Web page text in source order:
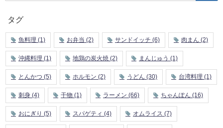
タグ
魚料理 (1) お弁当 (2) サンドイッチ (6) 肉まん (2)
沖縄料理 (1) 地鶏の炭火焼 (2) まんじゅう (1)
とんかつ (5) ホルモン (2) うどん (30) 台湾料理 (1)
刺身 (4) 干物 (1) ラーメン (66) ちゃんぽん (16)
おにぎり (5) スパゲティ (4) オムライス (7)